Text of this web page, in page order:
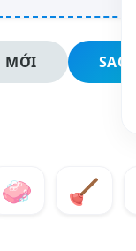
MỚI SAO
🧼 🪠